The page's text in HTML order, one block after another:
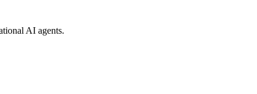
AI agents.